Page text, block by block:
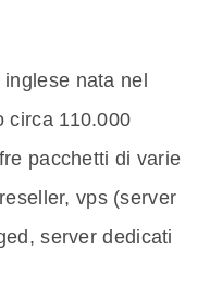
nata nel
circa 110.000
pacchetti di varie
vps (server
server dedicati